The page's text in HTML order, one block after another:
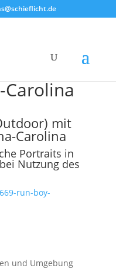
mit
Carolina
Portraits in
Nutzung des
und Umgebung